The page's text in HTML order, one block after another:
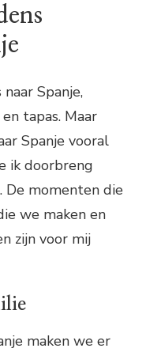
Spanje,
tapas. Maar
Spanje vooral
ik doorbreng
De momenten die
we maken en
zijn voor mij
maken we er